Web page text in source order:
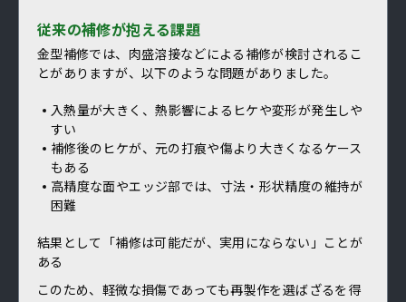
従来の補修が抱える課題
金型補修では、肉盛溶接などによる補修が検討されるこ
とがありますが、以下のような問題がありました。
入熱量が大きく、熱影響によるヒケや変形が発生しや
すい
補修後のヒケが、元の打痕や傷より大きくなるケース
もある
高精度な面やエッジ部では、寸法・形状精度の維持が
困難
結果として「補修は可能だが、実用にならない」ことが
ある
このため、軽微な損傷であっても再製作を選ばざるを得